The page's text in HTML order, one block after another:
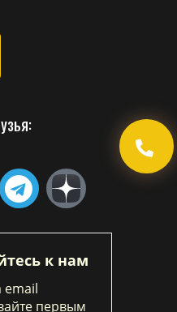
к нам
email
первым